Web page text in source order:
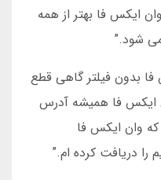
ایکس فا بهتر از همه
شود.”
فا بدون فیلتر گاهی قطع
ایکس فا همیشه آدرس
وان ایکس فا
را دریافت کرده ام.”